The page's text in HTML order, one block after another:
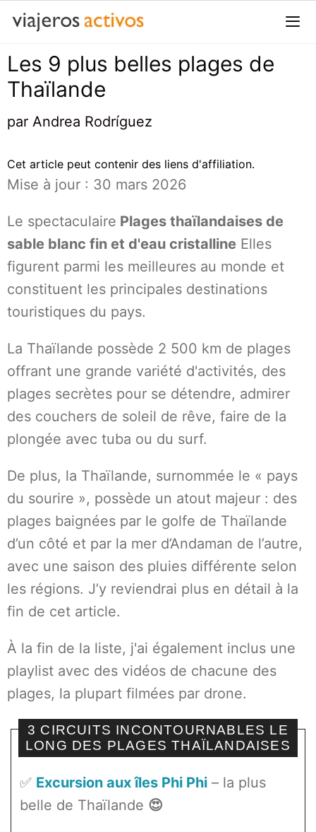
Passer
contenu
Les 9 plus belles plages de
Thaïlande
par Andrea Rodríguez
Cet article peut contenir des liens d'affiliation.
Mise à jour : 30 mars 2026
Le spectaculaire Plages thaïlandaises de
sable blanc fin et d'eau cristalline Elles
figurent parmi les meilleures au monde et
constituent les principales destinations
touristiques du pays.
La Thaïlande possède 2 500 km de plages
offrant une grande variété d'activités, des
plages secrètes pour se détendre, admirer
des couchers de soleil de rêve, faire de la
plongée avec tuba ou du surf.
De plus, la Thaïlande, surnommée le « pays
du sourire », possède un atout majeur : des
plages baignées par le golfe de Thaïlande
d’un côté et par la mer d’Andaman de l’autre,
avec une saison des pluies différente selon
les régions. J’y reviendrai plus en détail à la
fin de cet article.
À la fin de la liste, j'ai également inclus une
playlist avec des vidéos de chacune des
plages, la plupart filmées par drone.
3 CIRCUITS INCONTOURNABLES LE
LONG DES PLAGES THAÏLANDAISES
✅ Excursion aux îles Phi Phi – la plus
belle de Thaïlande 😍